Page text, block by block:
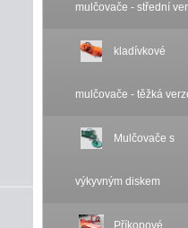
mulčovače - střední
kladívkové
mulčovače - těžká
Mulčovače s
výkyvným diskem
Příkopové